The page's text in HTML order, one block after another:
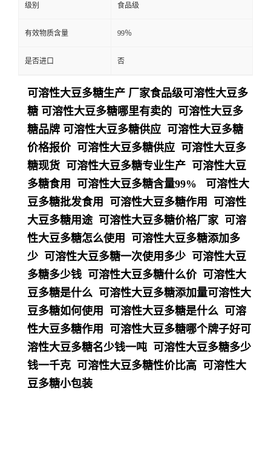
级别 食品级
有效物质含量 99％
是否进口 否
可溶性大豆多糖生产 厂家食品级可溶性大豆多
糖 可溶性大豆多糖哪里有卖的 可溶性大豆多
糖品牌 可溶性大豆多糖供应 可溶性大豆多糖
价格报价 可溶性大豆多糖供应 可溶性大豆多
糖现货 可溶性大豆多糖专业生产 可溶性大豆
多糖食用 可溶性大豆多糖含量99% 可溶性大
豆多糖批发食用 可溶性大豆多糖作用 可溶性
大豆多糖用途 可溶性大豆多糖价格厂家 可溶
性大豆多糖怎么使用 可溶性大豆多糖添加多
少 可溶性大豆多糖一次使用多少 可溶性大豆
多糖多少钱 可溶性大豆多糖什么价 可溶性大
豆多糖是什么 可溶性大豆多糖添加量可溶性大
豆多糖如何使用 可溶性大豆多糖是什么 可溶
性大豆多糖作用 可溶性大豆多糖哪个牌子好可
溶性大豆多糖名少钱一吨 可溶性大豆多糖多少
钱一千克 可溶性大豆多糖性价比高 可溶性大
豆多糖小包装